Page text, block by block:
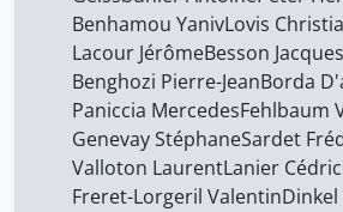
Benhamou YanivLovis
Lacour JérômeBesson Jacques
Benghozi Pierre-JeanBorda
Paniccia MercedesFehlbaum
Genevay StéphaneSardet
Valloton LaurentLanier Cédric
Freret-Lorgeril Valentin